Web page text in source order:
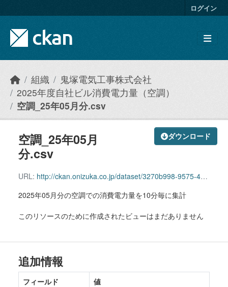
ログイン
組織
鬼塚電気工事株式会社
2025年度自社ビル消費電力量（空調）
空調_25年05月分.csv
ダウンロード
空調_25年05月
分.csv
URL: http://ckan.onizuka.co.jp/dataset/3270b998-9575-4b10-aade-fe0e593feb7f/resource/1701166f-7020-4a6b-bbd9-875446b43515/download/airconditioning_2505.csv
2025年05月分の空調での消費電力量を10分毎に集計
このリソースのために作成されたビューはまだありません
追加情報
フィールド
値